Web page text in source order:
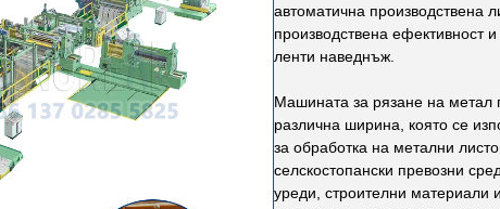
автоматична производствена
производствена ефективност
ленти наведнъж.
Машината за рязане на метал
различна ширина, която се
за обработка на метални
селскостопански превозни
уреди, строителни материали